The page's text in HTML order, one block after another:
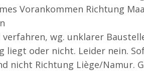
Vorankommen Richtung
wg. unklarer
liegt oder nicht. Leider nein.
nicht Richtung Liège/Namur.